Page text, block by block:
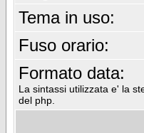
Tema in uso:
Fuso orario:
Formato data:
La sintassi utilizzata e' la
del php.